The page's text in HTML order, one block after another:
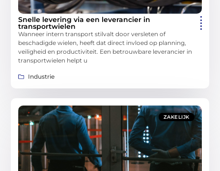
Snelle levering via een leverancier in
transportwielen
Wanneer intern transport stilvalt door versleten of
beschadigde wielen, heeft dat direct invloed op planning,
veiligheid en productiviteit. Een betrouwbare leverancier in
transportwielen helpt u
Industrie
ZAKELIJK